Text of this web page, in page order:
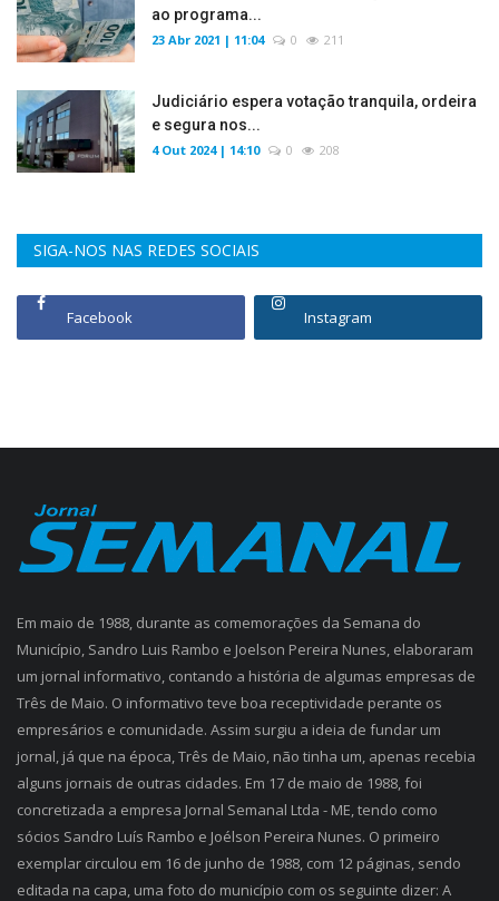
ao programa...
23 Abr 2021 | 11:04 0 211
Judiciário espera votação tranquila, ordeira
e segura nos...
4 Out 2024 | 14:10 0 208
SIGA-NOS NAS REDES SOCIAIS
Facebook Instagram
Em maio de 1988, durante as comemorações da Semana do
Município, Sandro Luis Rambo e Joelson Pereira Nunes, elaboraram
um jornal informativo, contando a história de algumas empresas de
Três de Maio. O informativo teve boa receptividade perante os
empresários e comunidade. Assim surgiu a ideia de fundar um
jornal, já que na época, Três de Maio, não tinha um, apenas recebia
alguns jornais de outras cidades. Em 17 de maio de 1988, foi
concretizada a empresa Jornal Semanal Ltda - ME, tendo como
sócios Sandro Luís Rambo e Joélson Pereira Nunes. O primeiro
exemplar circulou em 16 de junho de 1988, com 12 páginas, sendo
editada na capa, uma foto do município com os seguinte dizer: A